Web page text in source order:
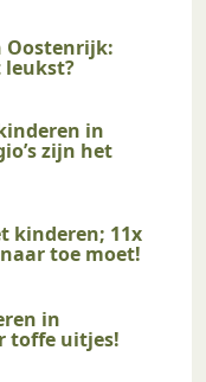
Oostenrijk:
leukst?
in
zijn het
kinderen; 11x
toe moet!
in
toffe uitjes!